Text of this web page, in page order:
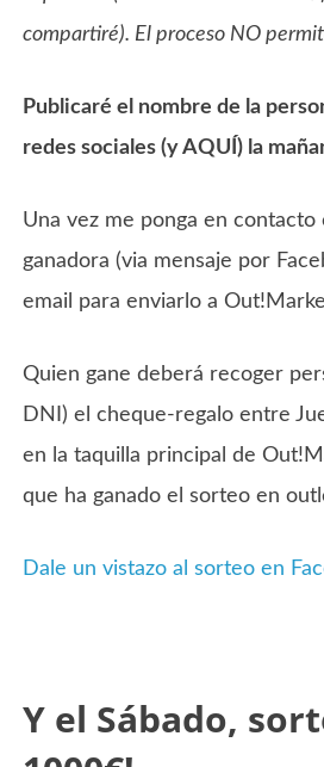
compartiré). El proceso NO
Publicaré el nombre de la
redes sociales (y AQUÍ) la
Una vez me ponga en contacto
ganadora (via mensaje por
email para enviarlo a
Quien gane deberá recoger
DNI) el cheque-regalo entre
en la taquilla principal de
que ha ganado el sorteo en
Dale un vistazo al sorteo en
Y el Sábado,